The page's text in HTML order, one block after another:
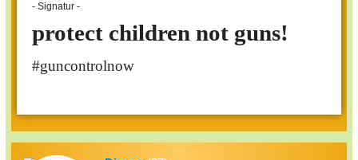
- Signatur -
protect children not guns!
#guncontrolnow